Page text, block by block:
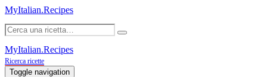
MyItalian.Recipes
MyItalian.Recipes
Ricerca ricette
Toggle navigation